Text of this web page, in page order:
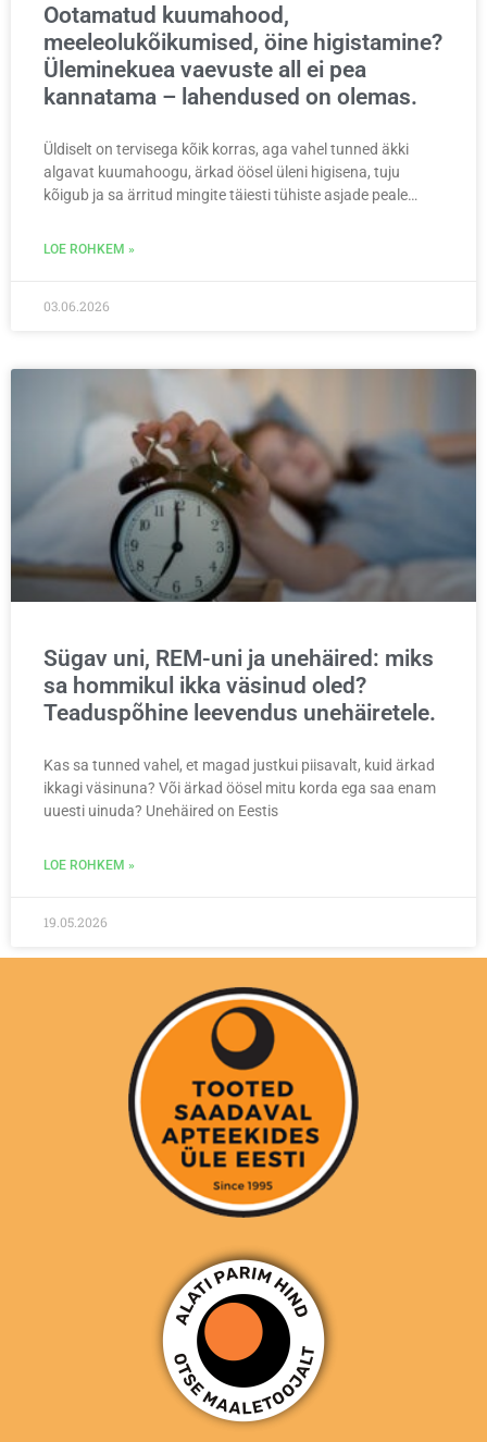
Ootamatud kuumahood,
meeleolukõikumised, öine higistamine?
Üleminekuea vaevuste all ei pea
kannatama – lahendused on olemas.
Üldiselt on tervisega kõik korras, aga vahel tunned äkki
algavat kuumahoogu, ärkad öösel üleni higisena, tuju
kõigub ja sa ärritud mingite täiesti tühiste asjade peale…
LOE ROHKEM »
03.06.2026
Sügav uni, REM-uni ja unehäired: miks
sa hommikul ikka väsinud oled?
Teaduspõhine leevendus unehäiretele.
Kas sa tunned vahel, et magad justkui piisavalt, kuid ärkad
ikkagi väsinuna? Või ärkad öösel mitu korda ega saa enam
uuesti uinuda? Unehäired on Eestis
LOE ROHKEM »
19.05.2026